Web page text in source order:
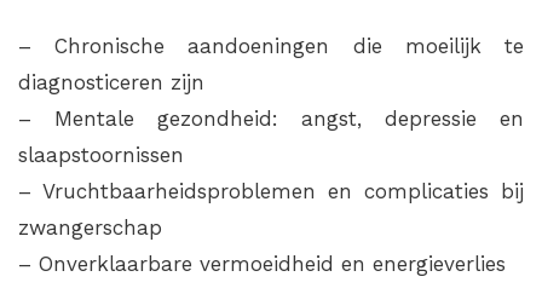
– Chronische aandoeningen die moeilijk te
diagnosticeren zijn
– Mentale gezondheid: angst, depressie en
slaapstoornissen
– Vruchtbaarheidsproblemen en complicaties bij
zwangerschap
– Onverklaarbare vermoeidheid en energieverlies